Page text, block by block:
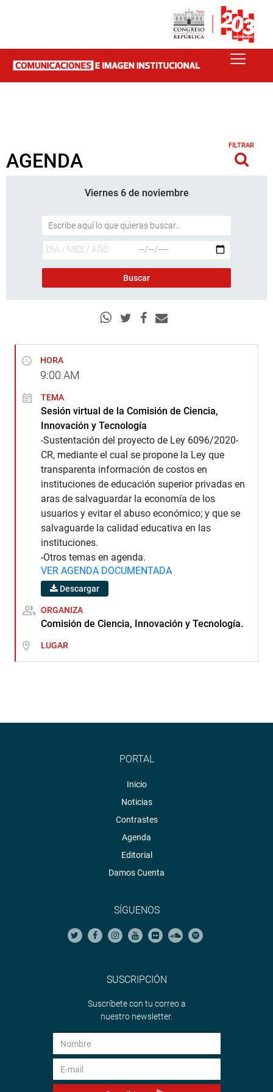
AGENDA
FILTRAR
Viernes 6 de noviembre
HORA
9:00 AM
TEMA
Sesión virtual de la Comisión de Ciencia,
Innovación y Tecnología
-Sustentación del proyecto de Ley 6096/2020-
CR, mediante el cual se propone la Ley que
transparenta información de costos en
instituciones de educación superior privadas en
aras de salvaguardar la economía de los
usuarios y evitar el abuso económico; y que se
salvaguarde la calidad educativa en las
instituciones.
-Otros temas en agenda.
VER AGENDA DOCUMENTADA
Descargar
ORGANIZA
Comisión de Ciencia, Innovación y Tecnología.
LUGAR
PORTAL
Inicio
Noticias
Contrastes
Agenda
Editorial
Damos Cuenta
SÍGUENOS
SUSCRIPCIÓN
Suscríbete con tu correo a
nuestro newsletter.